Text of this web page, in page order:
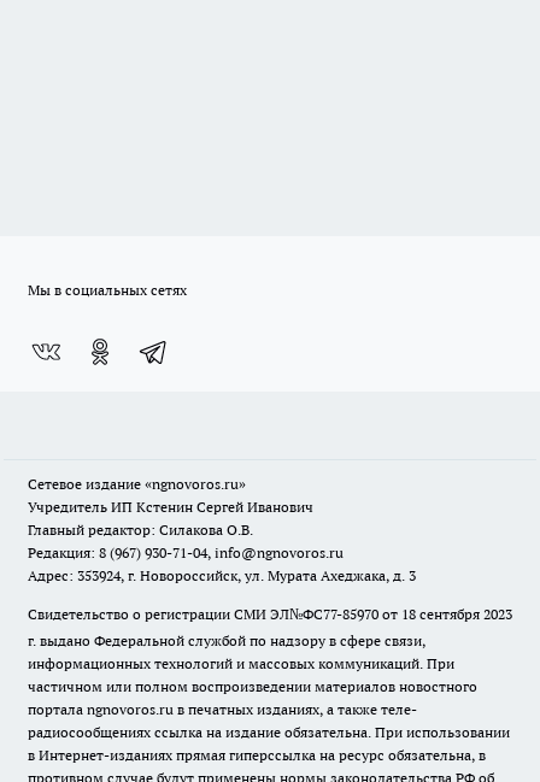
Мы в социальных сетях
Сетевое издание «ngnovoros.ru»
Учредитель ИП Кстенин Сергей Иванович
Главный редактор: Силакова О.В.
Редакция: 8 (967) 930-71-04, info@ngnovoros.ru
Адрес: 353924, г. Новороссийск, ул. Мурата Ахеджака, д. 3
Свидетельство о регистрации СМИ ЭЛ№ФС77-85970 от 18 сентября 2023
г. выдано Федеральной службой по надзору в сфере связи,
информационных технологий и массовых коммуникаций. При
частичном или полном воспроизведении материалов новостного
портала ngnovoros.ru в печатных изданиях, а также теле-
радиосообщениях ссылка на издание обязательна. При использовании
в Интернет-изданиях прямая гиперссылка на ресурс обязательна, в
противном случае будут применены нормы законодательства РФ об